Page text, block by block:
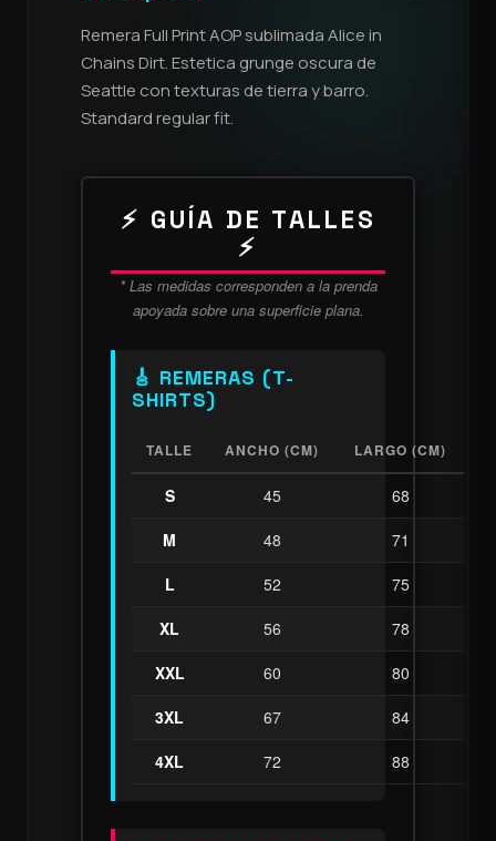
Remera Full Print AOP sublimada Alice in
Chains Dirt. Estetica grunge oscura de
Seattle con texturas de tierra y barro.
Standard regular fit.
⚡ GUÍA DE TALLES
⚡
* Las medidas corresponden a la prenda
apoyada sobre una superficie plana.
🎸 REMERAS (T-
SHIRTS)
TALLE ANCHO (CM) LARGO (CM)
S 45
68
M
48
71
L
52
75
XL
56
78
XXL
60
80
3XL
67
84
4XL
72 88